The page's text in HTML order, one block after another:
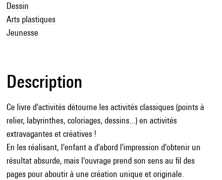
Dessin
Arts plastiques
Jeunesse
Description
Ce livre d'activités détourne les activités classiques (points à
relier, labyrinthes, coloriages, dessins...) en activités
extravagantes et créatives !
En les réalisant, l'enfant a d'abord l'impression d'obtenir un
résultat absurde, mais l'ouvrage prend son sens au fil des
pages pour aboutir à une création unique et originale.